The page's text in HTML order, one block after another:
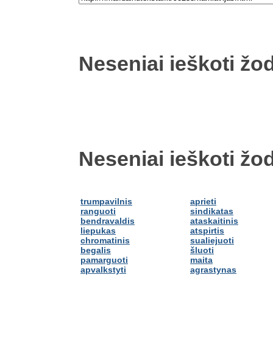
Neseniai ieškoti
Neseniai ieškoti
trumpavilnis
ranguoti
bendravaldis
liepukas
chromatinis
begalis
pamarguoti
apvalkstyti
aprieti
sindikatas
ataskaitinis
atspirtis
sualiejuoti
šluoti
maita
agrastynas